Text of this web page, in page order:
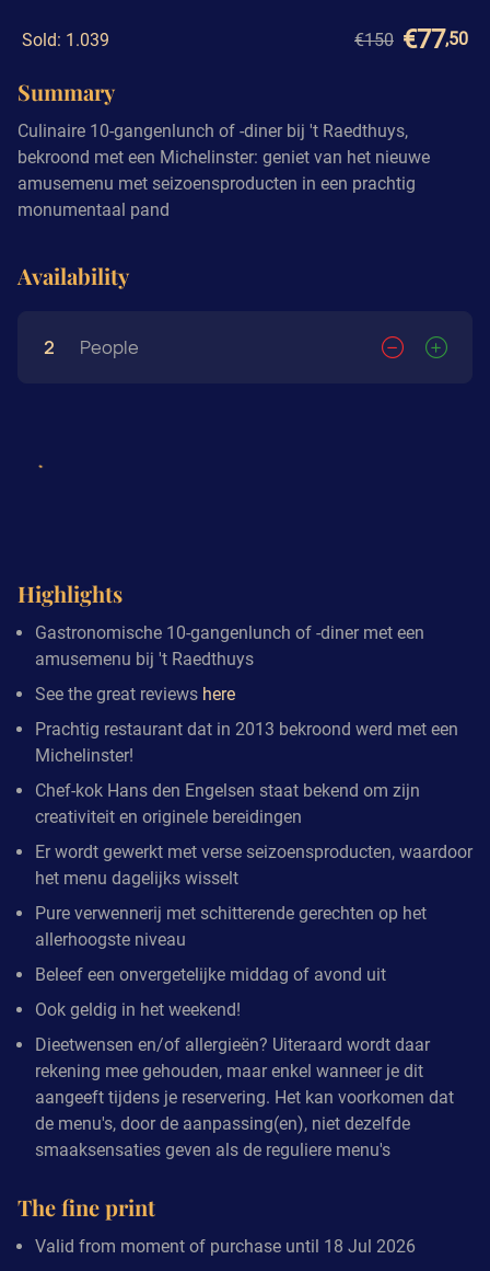
Sold: 1.039 €150 €77,50
Summary
Culinaire 10-gangenlunch of -diner bij 't Raedthuys,
bekroond met een Michelinster: geniet van het nieuwe
amusemenu met seizoensproducten in een prachtig
monumentaal pand
Availability
2 People
Highlights
Gastronomische 10-gangenlunch of -diner met een
amusemenu bij 't Raedthuys
See the great reviews here
Prachtig restaurant dat in 2013 bekroond werd met een
Michelinster!
Chef-kok Hans den Engelsen staat bekend om zijn
creativiteit en originele bereidingen
Er wordt gewerkt met verse seizoensproducten, waardoor
het menu dagelijks wisselt
Pure verwennerij met schitterende gerechten op het
allerhoogste niveau
Beleef een onvergetelijke middag of avond uit
Ook geldig in het weekend!
Dieetwensen en/of allergieën? Uiteraard wordt daar
rekening mee gehouden, maar enkel wanneer je dit
aangeeft tijdens je reservering. Het kan voorkomen dat
de menu's, door de aanpassing(en), niet dezelfde
smaaksensaties geven als de reguliere menu's
The fine print
Valid from moment of purchase until 18 Jul 2026